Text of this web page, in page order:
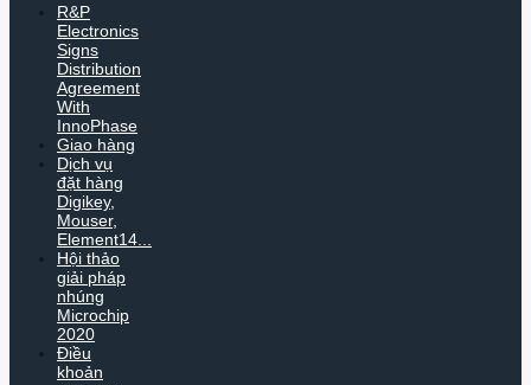
R&P
Electronics
Signs
Distribution
Agreement
With
InnoPhase
Giao hàng
Dịch vụ
đặt hàng
Digikey,
Mouser,
Element14...
Hội thảo
giải pháp
nhúng
Microchip
2020
Điều
khoản